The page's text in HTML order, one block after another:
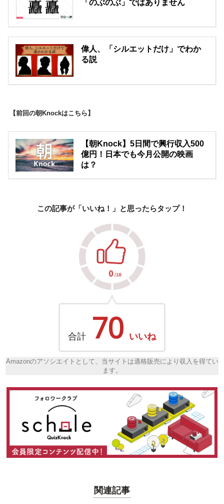
「のぶのぶ」ではありません
偉人、「シルエットだけ」でわか
る説
【前回の朝Knockはこちら】
【朝Knock】5日間で興行収入500
億円！日本でも今月公開の映画
は？
この記事が「いいね！」と思ったらタップ！
合計 70 いいね
Amazonのアソシエイトとして、当サイトは適格販売により収入を得てい
ます。
関連記事